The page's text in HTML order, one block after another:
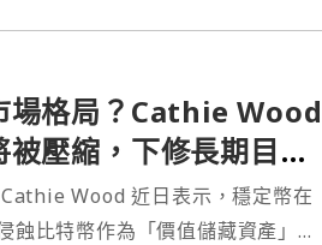
場格局？Cathie Wood
壓縮，下修長期目標
Wood 近日表示，穩定幣在
蝕比特幣作為「價值儲藏資產」的